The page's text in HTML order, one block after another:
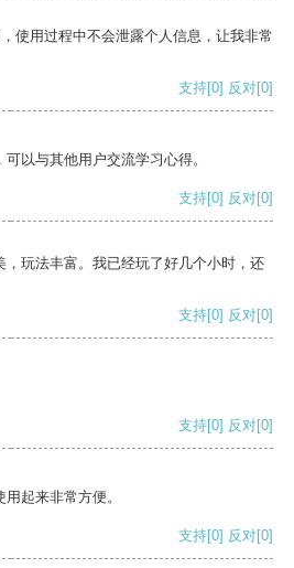
使用过程中不会泄露个人信息，让我非常
支持[0] 反对[0]
以与其他用户交流学习心得。
支持[0] 反对[0]
玩法丰富。我已经玩了好几个小时，还
支持[0] 反对[0]
支持[0] 反对[0]
起来非常方便。
支持[0] 反对[0]